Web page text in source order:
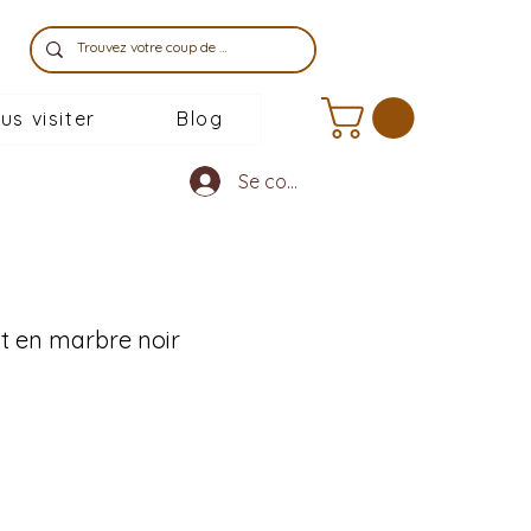
visiter Blog
en marbre noir
Se connecter